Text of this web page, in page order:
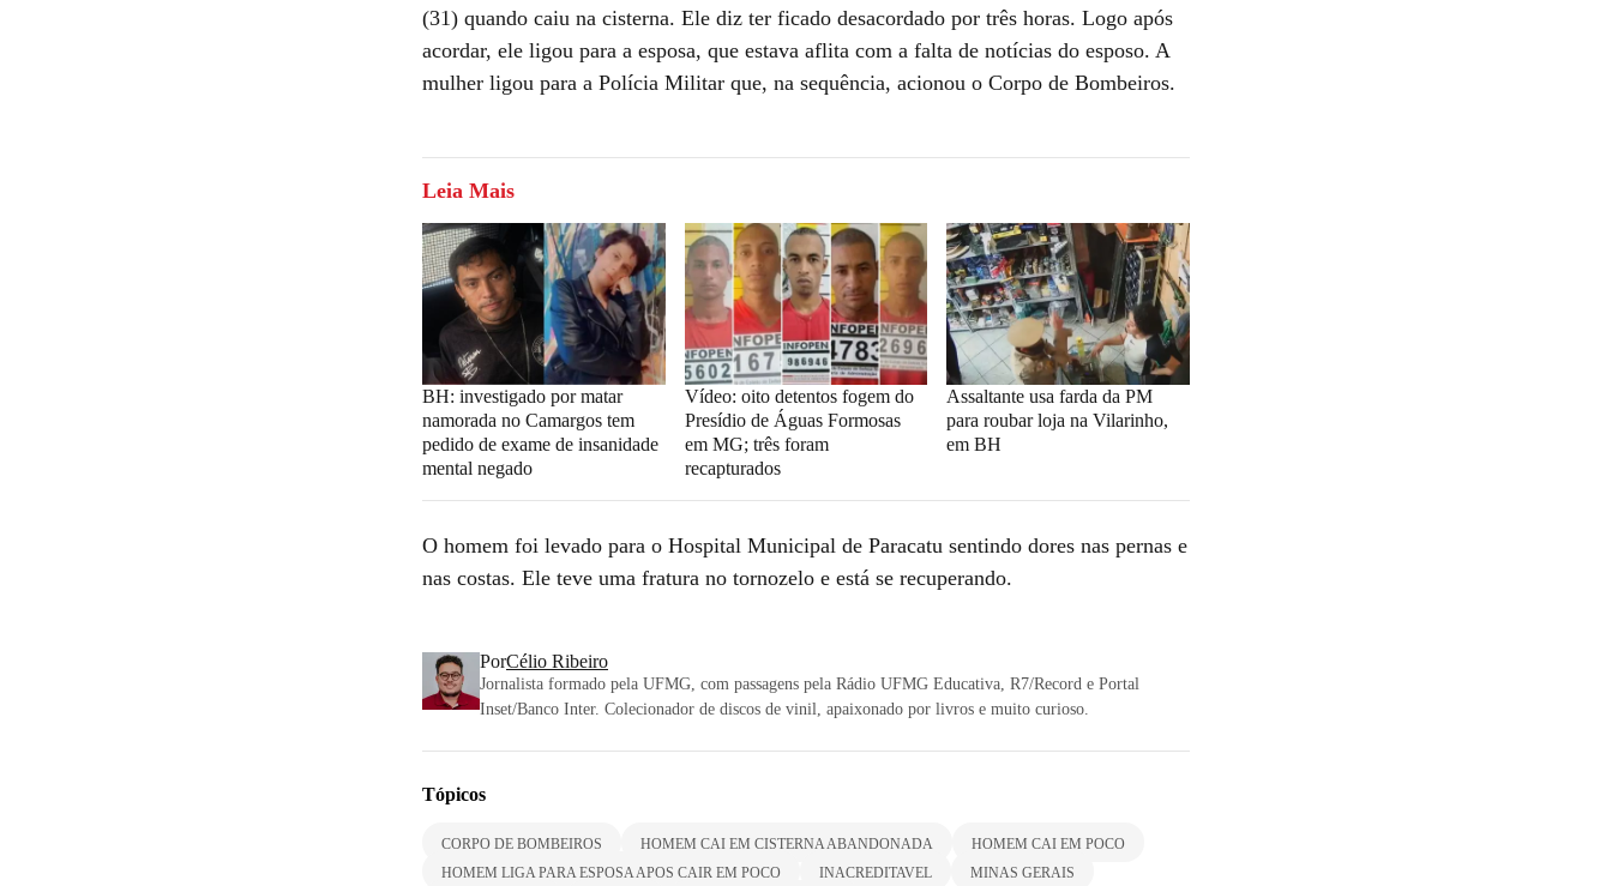
(31) quando caiu na cisterna. Ele diz ter ficado desacordado por três horas. Logo após
acordar, ele ligou para a esposa, que estava aflita com a falta de notícias do esposo. A
mulher ligou para a Polícia Militar que, na sequência, acionou o Corpo de Bombeiros.
Leia Mais
BH: investigado por matar
namorada no Camargos tem
pedido de exame de insanidade
mental negado
Vídeo: oito detentos fogem do
Presídio de Águas Formosas
em MG; três foram
recapturados
Assaltante usa farda da PM
para roubar loja na Vilarinho,
em BH
O homem foi levado para o Hospital Municipal de Paracatu sentindo dores nas pernas e
nas costas. Ele teve uma fratura no tornozelo e está se recuperando.
PorCélio Ribeiro
Jornalista formado pela UFMG, com passagens pela Rádio UFMG Educativa, R7/Record e Portal
Inset/Banco Inter. Colecionador de discos de vinil, apaixonado por livros e muito curioso.
Tópicos
CORPO DE BOMBEIROS HOMEM CAI EM CISTERNA ABANDONADA
HOMEM CAI EM POCO
HOMEM LIGA PARA ESPOSA APOS CAIR EM POCO
INACREDITAVEL
MINAS GERAIS